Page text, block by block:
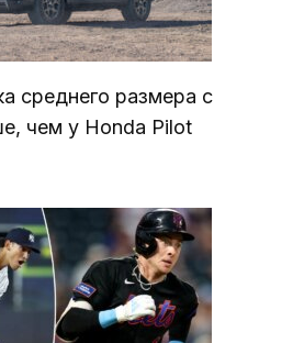
среднего размера с
чем у Honda Pilot